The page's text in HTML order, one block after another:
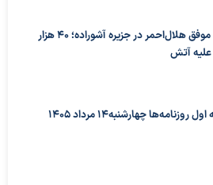
عملیات موفق هلال‌احمر در جزیره آشوراده؛ ۴۰ هزار
علیه آتش
روزنامه‌ها چهارشنبه14 مرداد 1405